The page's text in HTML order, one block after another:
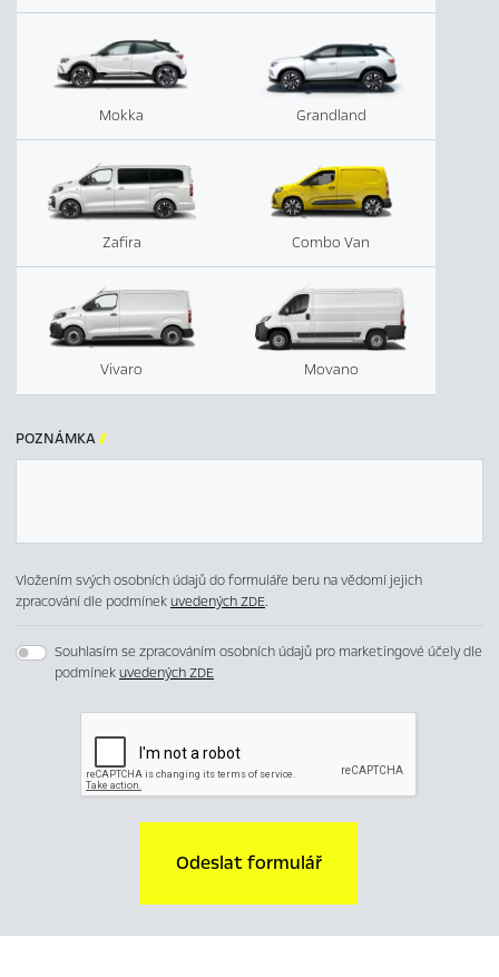
Mokka Grandland
Zafira Combo Van
Vivaro Movano
POZNÁMKA
Vložením svých osobních údajů do formuláře beru na vědomí jejich
zpracování dle podmínekuvedených ZDE.
Souhlasím se zpracováním osobních údajů pro marketingové účely dle
podmínekuvedených ZDE
Odeslat formulář